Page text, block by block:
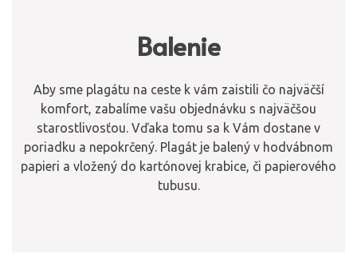
Balenie
Aby sme plagátu na ceste k vám zaistili čo najväčší
komfort, zabalíme vašu objednávku s najväčšou
starostlivosťou. Vďaka tomu sa k Vám dostane v
poriadku a nepokrčený. Plagát je balený v hodvábnom
papieri a vložený do kartónovej krabice, či papierového
tubusu.